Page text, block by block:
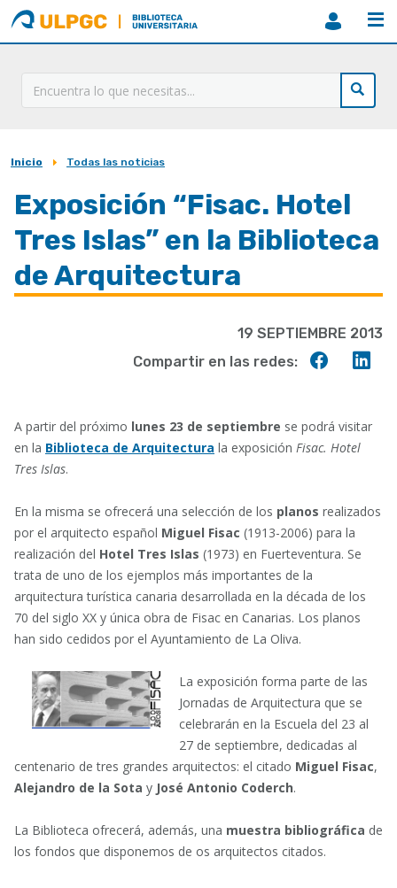
ULPGC
Biblioteca
ULPGC
Sobrescribir
enlaces
de
ayuda
a
Inicio Todas las noticias
Exposición “Fisac. Hotel
Tres Islas” en la Biblioteca
de Arquitectura
19 SEPTIEMBRE 2013
Compartir en las redes:
A partir del próximo lunes 23 de septiembre se podrá visitar
en la Biblioteca de Arquitectura la exposición Fisac. Hotel
Tres Islas.
En la misma se ofrecerá una selección de los planos realizados
por el arquitecto español Miguel Fisac (1913-2006) para la
realización del Hotel Tres Islas (1973) en Fuerteventura. Se
trata de uno de los ejemplos más importantes de la
arquitectura turística canaria desarrollada en la década de los
70 del siglo XX y única obra de Fisac en Canarias. Los planos
han sido cedidos por el Ayuntamiento de La Oliva.
La exposición forma parte de las
Jornadas de Arquitectura que se
celebrarán en la Escuela del 23 al
27 de septiembre, dedicadas al
centenario de tres grandes arquitectos: el citado Miguel Fisac,
Alejandro de la Sota y José Antonio Coderch.
La Biblioteca ofrecerá, además, una muestra bibliográfica de
los fondos que disponemos de os arquitectos citados.